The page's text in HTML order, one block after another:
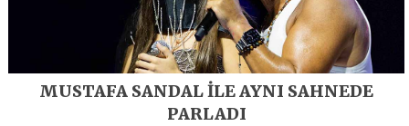
MUSTAFA SANDAL İLE AYNI SAHNEDE
PARLADI